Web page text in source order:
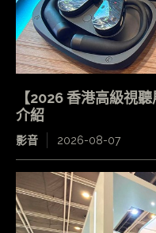
【2026 香港高級視
介紹
影音 2026-08-07